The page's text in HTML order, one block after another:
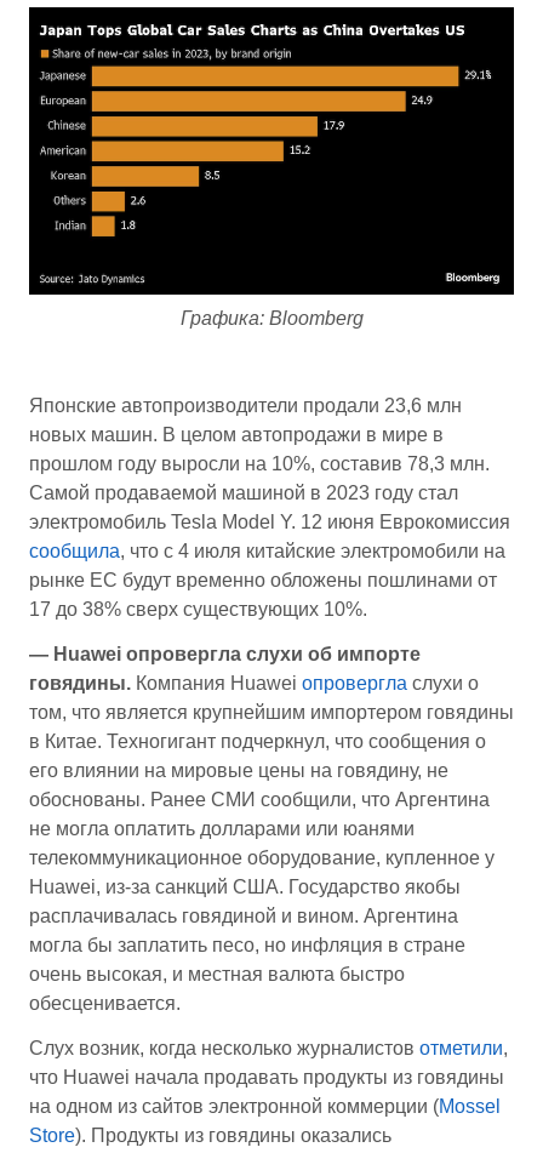
Графика: Bloomberg
Японские автопроизводители продали 23,6 млн
новых машин. В целом автопродажи в мире в
прошлом году выросли на 10%, составив 78,3 млн.
Самой продаваемой машиной в 2023 году стал
электромобиль Tesla Model Y. 12 июня Еврокомиссия
сообщила, что с 4 июля китайские электромобили на
рынке ЕС будут временно обложены пошлинами от
17 до 38% сверх существующих 10%.
— Huawei опровергла слухи об импорте
говядины. Компания Huawei опровергла слухи о
том, что является крупнейшим импортером говядины
в Китае. Техногигант подчеркнул, что сообщения о
его влиянии на мировые цены на говядину, не
обоснованы. Ранее СМИ сообщили, что Аргентина
не могла оплатить долларами или юанями
телекоммуникационное оборудование, купленное у
Huawei, из-за санкций США. Государство якобы
расплачивалась говядиной и вином. Аргентина
могла бы заплатить песо, но инфляция в стране
очень высокая, и местная валюта быстро
обесценивается.
Слух возник, когда несколько журналистов отметили,
что Huawei начала продавать продукты из говядины
на одном из сайтов электронной коммерции (Mossel
Store). Продукты из говядины оказались